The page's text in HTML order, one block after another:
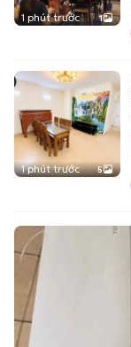
1 phút trước 1
1 phút trước 5